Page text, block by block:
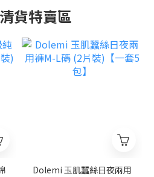
貨特賣區
Dolemi 玉肌蠶絲日夜兩用